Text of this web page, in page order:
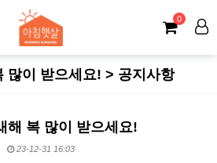
0
많이 받으세요! > 공지사항
해 복 많이 받으세요!
23-12-31 16:03